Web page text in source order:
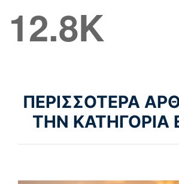
12.8K
ΠΕΡΙΣΣΟΤΕΡΑ
ΤΗΝ ΚΑΤΗΓΟΡΙΑ